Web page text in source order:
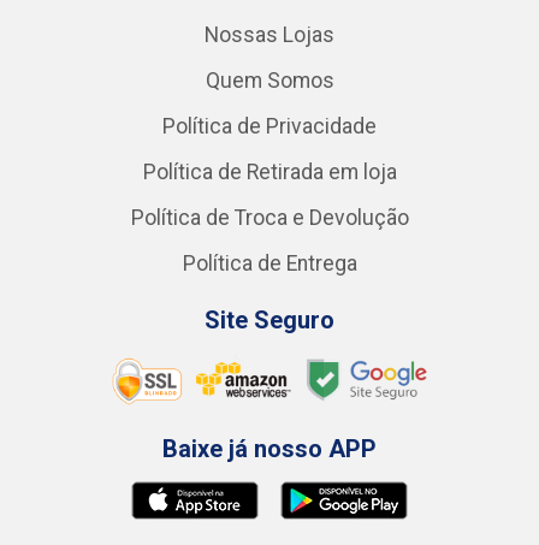
Nossas Lojas
Quem Somos
Política de Privacidade
Política de Retirada em loja
Política de Troca e Devolução
Política de Entrega
Site Seguro
Baixe já nosso APP